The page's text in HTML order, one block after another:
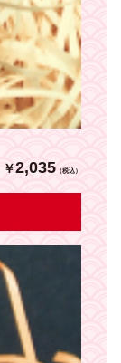
￥2,035 （税込）